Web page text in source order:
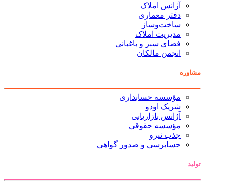
آژانس املاک
دفتر معماری
ساخت‌وساز
مدیریت املاک
فضای سبز و باغبانی
انجمن مالکان
مشاوره
مؤسسه حسابداری
شریک اودو
آژانس بازاریابی
مؤسسه حقوقی
جذب نیرو
حسابرسی و صدور گواهی
تولید